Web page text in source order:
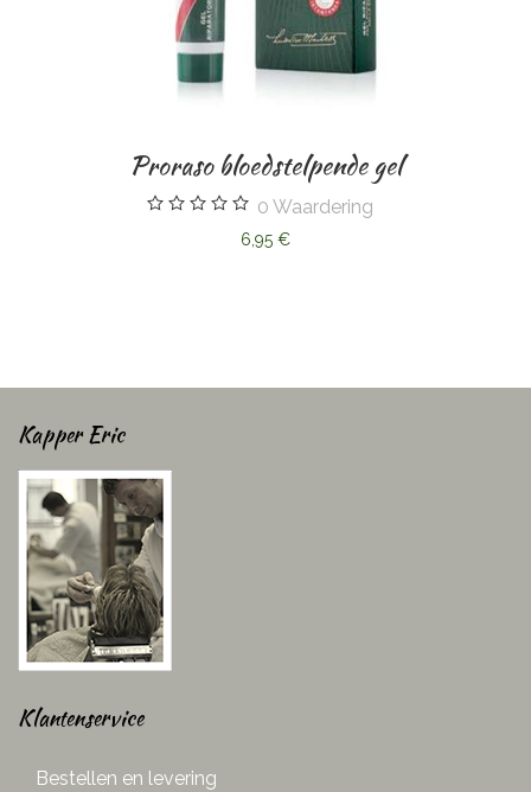
Proraso bloedstelpende gel
0Waardering
Kapper Eric
Klantenservice
Bestellen en levering